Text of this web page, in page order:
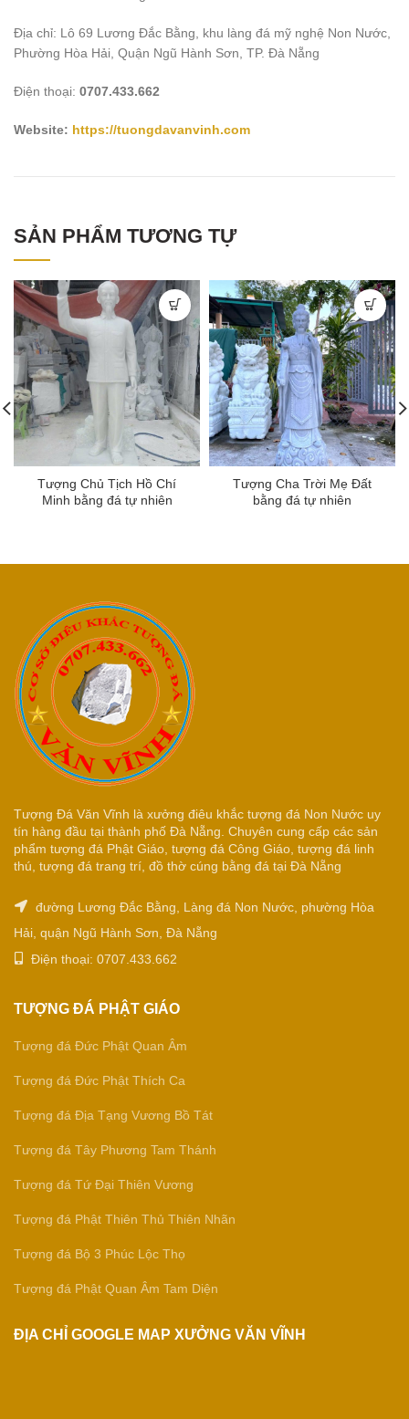
Địa chỉ: Lô 69 Lương Đắc Bằng, khu làng đá mỹ nghệ Non Nước,
Phường Hòa Hải, Quận Ngũ Hành Sơn, TP. Đà Nẵng
Điện thoại: 0707.433.662
Website: https://tuongdavanvinh.com
SẢN PHẨM TƯƠNG TỰ
Tượng Chủ Tịch Hồ Chí
Minh bằng đá tự nhiên
Tượng Cha Trời Mẹ Đất
bằng đá tự nhiên
Tượng Đá Văn Vĩnh là xưởng điêu khắc tượng đá Non Nước uy
tín hàng đầu tại thành phố Đà Nẵng. Chuyên cung cấp các sản
phẩm tượng đá Phật Giáo, tượng đá Công Giáo, tượng đá linh
thú, tượng đá trang trí, đồ thờ cúng bằng đá tại Đà Nẵng
đường Lương Đắc Bằng, Làng đá Non Nước, phường Hòa
Hải, quận Ngũ Hành Sơn, Đà Nẵng
Điện thoại: 0707.433.662
TƯỢNG ĐÁ PHẬT GIÁO
Tượng đá Đức Phật Quan Âm
Tượng đá Đức Phật Thích Ca
Tượng đá Địa Tạng Vương Bồ Tát
Tượng đá Tây Phương Tam Thánh
Tượng đá Tứ Đại Thiên Vương
Tượng đá Phật Thiên Thủ Thiên Nhãn
Tượng đá Bộ 3 Phúc Lộc Thọ
Tượng đá Phật Quan Âm Tam Diện
ĐỊA CHỈ GOOGLE MAP XƯỞNG VĂN VĨNH